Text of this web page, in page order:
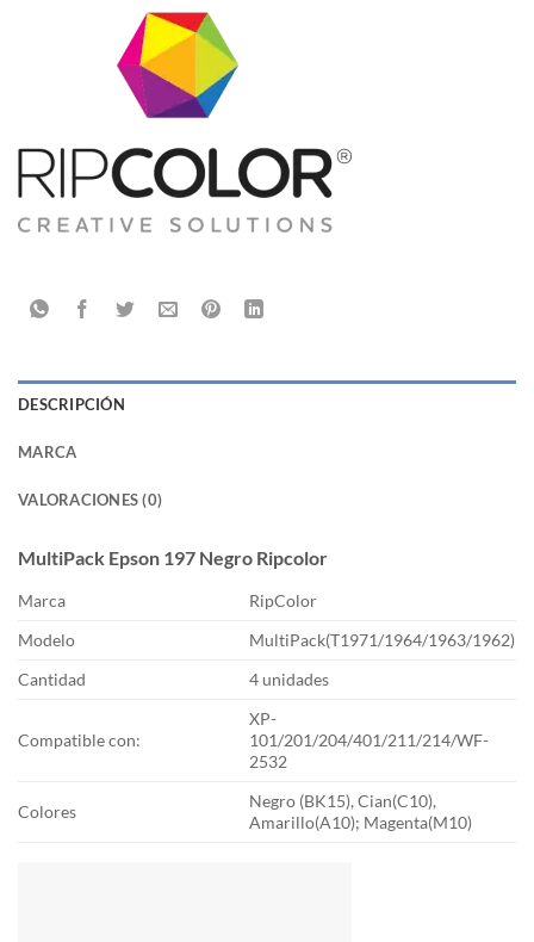
DESCRIPCIÓN
MARCA
VALORACIONES (0)
MultiPack Epson 197 Negro Ripcolor
Marca
RipColor
Modelo
MultiPack(T1971/1964/1963/1962)
Cantidad
4 unidades
Compatible con:
XP-
101/201/204/401/211/214/WF-
2532
Colores
Negro (BK15), Cian(C10),
Amarillo(A10); Magenta(M10)